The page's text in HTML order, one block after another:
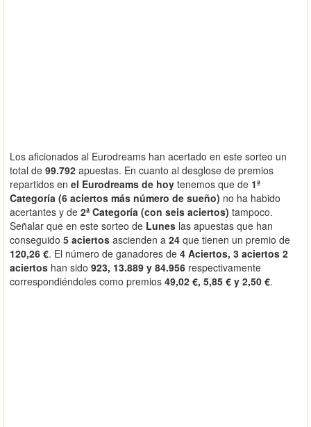
Los aficionados al Eurodreams han acertado en este sorteo un
total de 99.792 apuestas. En cuanto al desglose de premios
repartidos en el Eurodreams de hoy tenemos que de 1ª
Categoría (6 aciertos más número de sueño) no ha habido
acertantes y de 2ª Categoría (con seis aciertos) tampoco.
Señalar que en este sorteo de Lunes las apuestas que han
conseguido 5 aciertos ascienden a 24 que tienen un premio de
120,26 €. El número de ganadores de 4 Aciertos, 3 aciertos 2
aciertos han sido 923, 13.889 y 84.956 respectivamente
correspondiéndoles como premios 49,02 €, 5,85 € y 2,50 €.